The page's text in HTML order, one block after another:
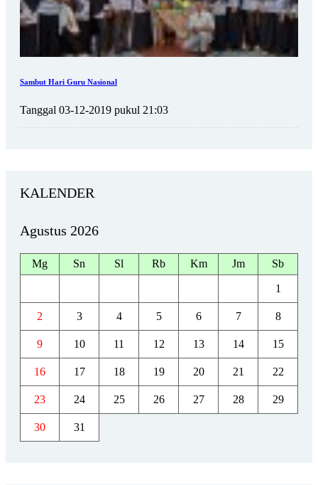
Sambut Hari Guru Nasional
Tanggal 03-12-2019 pukul 21:03
KALENDER
Agustus 2026
Mg Sn Sl Rb Km Jm Sb
1
2 3 4 5 6 7 8
9 10 11 12 13 14 15
16 17 18 19 20 21 22
23 24 25 26 27 28 29
30 31